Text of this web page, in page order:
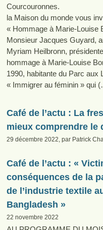
Courcouronnes.
la Maison du monde vous
« Hommage à Marie-Louise
Monsieur Jacques Guyard,
Myriam Heilbronn,
hommage à Marie-Louise
1990, habitante du Parc aux
« Immigrer au féminin » qui
Café de l’actu : La
mieux comprendre le
29 décembre 2022, par Patrick
Café de l’actu : «
conséquences de la
de l’industrie textile
Bangladesh »
22 novembre 2022